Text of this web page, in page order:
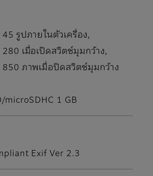
รูปภายในตัวเครื่อง,
เมื่อเปิดสวิตช์มุมกว้าง,
ภาพเมื่อปิดสวิตช์มุมกว้าง
microSDHC 1 GB
Exif Ver 2.3